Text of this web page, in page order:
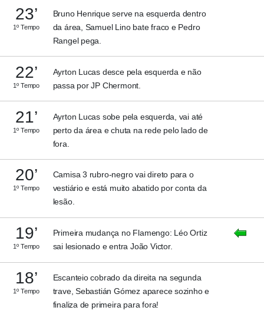
23’
1º Tempo
Bruno Henrique serve na esquerda dentro
da área, Samuel Lino bate fraco e Pedro
Rangel pega.
22’
1º Tempo
Ayrton Lucas desce pela esquerda e não
passa por JP Chermont.
21’
1º Tempo
Ayrton Lucas sobe pela esquerda, vai até
perto da área e chuta na rede pelo lado de
fora.
20’
1º Tempo
Camisa 3 rubro-negro vai direto para o
vestiário e está muito abatido por conta da
lesão.
19’
1º Tempo
Primeira mudança no Flamengo: Léo Ortiz
sai lesionado e entra João Victor.
18’
1º Tempo
Escanteio cobrado da direita na segunda
trave, Sebastián Gómez aparece sozinho e
finaliza de primeira para fora!